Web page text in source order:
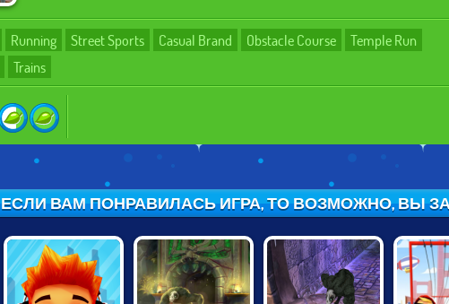
Running Street Sports Casual Brand Obstacle Course
Temple Run
Trains
ЕСЛИ ВАМ ПОНРАВИЛАСЬ ИГРА, ТО ВОЗМОЖНО, ВЫ